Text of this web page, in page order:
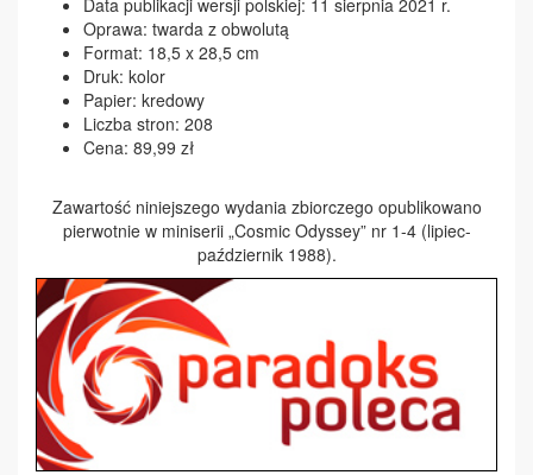
Data publikacji wersji polskiej: 11 sierpnia 2021 r.
Oprawa: twarda z obwolutą
Format: 18,5 x 28,5 cm
Druk: kolor
Papier: kredowy
Liczba stron: 208
Cena: 89,99 zł
Zawartość niniejszego wydania zbiorczego opublikowano
pierwotnie w miniserii „Cosmic Odyssey” nr 1-4 (lipiec-
październik 1988).